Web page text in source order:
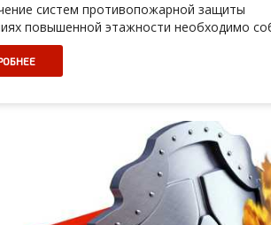
систем противопожарной защиты
повышенной этажности необходимо